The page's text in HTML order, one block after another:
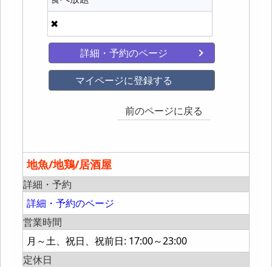
✖
詳細・予約のページ
マイページに登録する
前のページに戻る
地魚/地鶏/居酒屋
詳細・予約
詳細・予約のページ
営業時間
月～土、祝日、祝前日: 17:00～23:00
定休日